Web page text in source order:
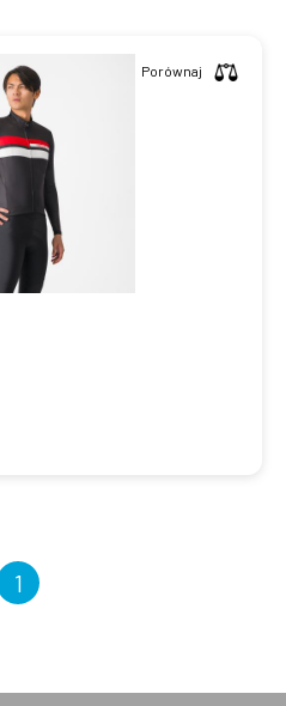
Porównaj
1